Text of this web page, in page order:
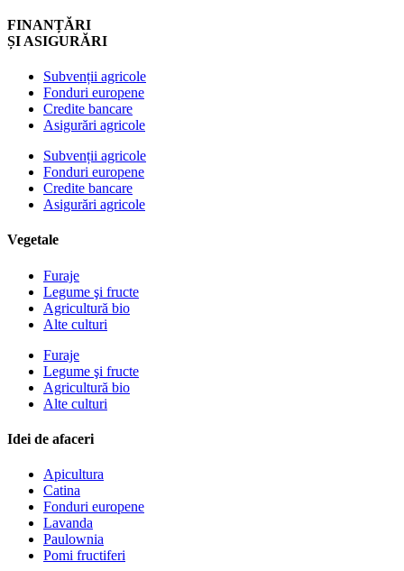
FINANȚĂRI
ȘI ASIGURĂRI
Subvenții agricole
Fonduri europene
Credite bancare
Asigurări agricole
Subvenții agricole
Fonduri europene
Credite bancare
Asigurări agricole
Vegetale
Furaje
Legume şi fructe
Agricultură bio
Alte culturi
Furaje
Legume şi fructe
Agricultură bio
Alte culturi
Idei de afaceri
Apicultura
Catina
Fonduri europene
Lavanda
Paulownia
Pomi fructiferi